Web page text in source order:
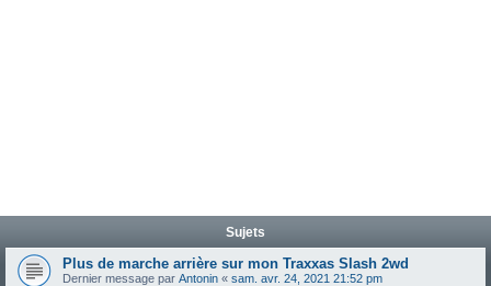
Sujets
Plus de marche arrière sur mon Traxxas Slash 2wd
Dernier message par Antonin « sam. avr. 24, 2021 21:52 pm